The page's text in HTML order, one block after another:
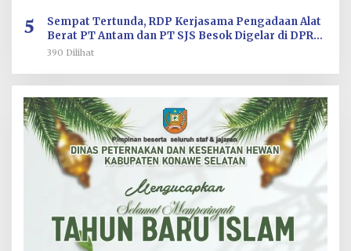
5
Sempat Tertunda, RDP Kerjasama Pengadaan Alat
Berat PT Antam dan PT SJS Besok Digelar di DPRD
Sultra
390 Dilihat